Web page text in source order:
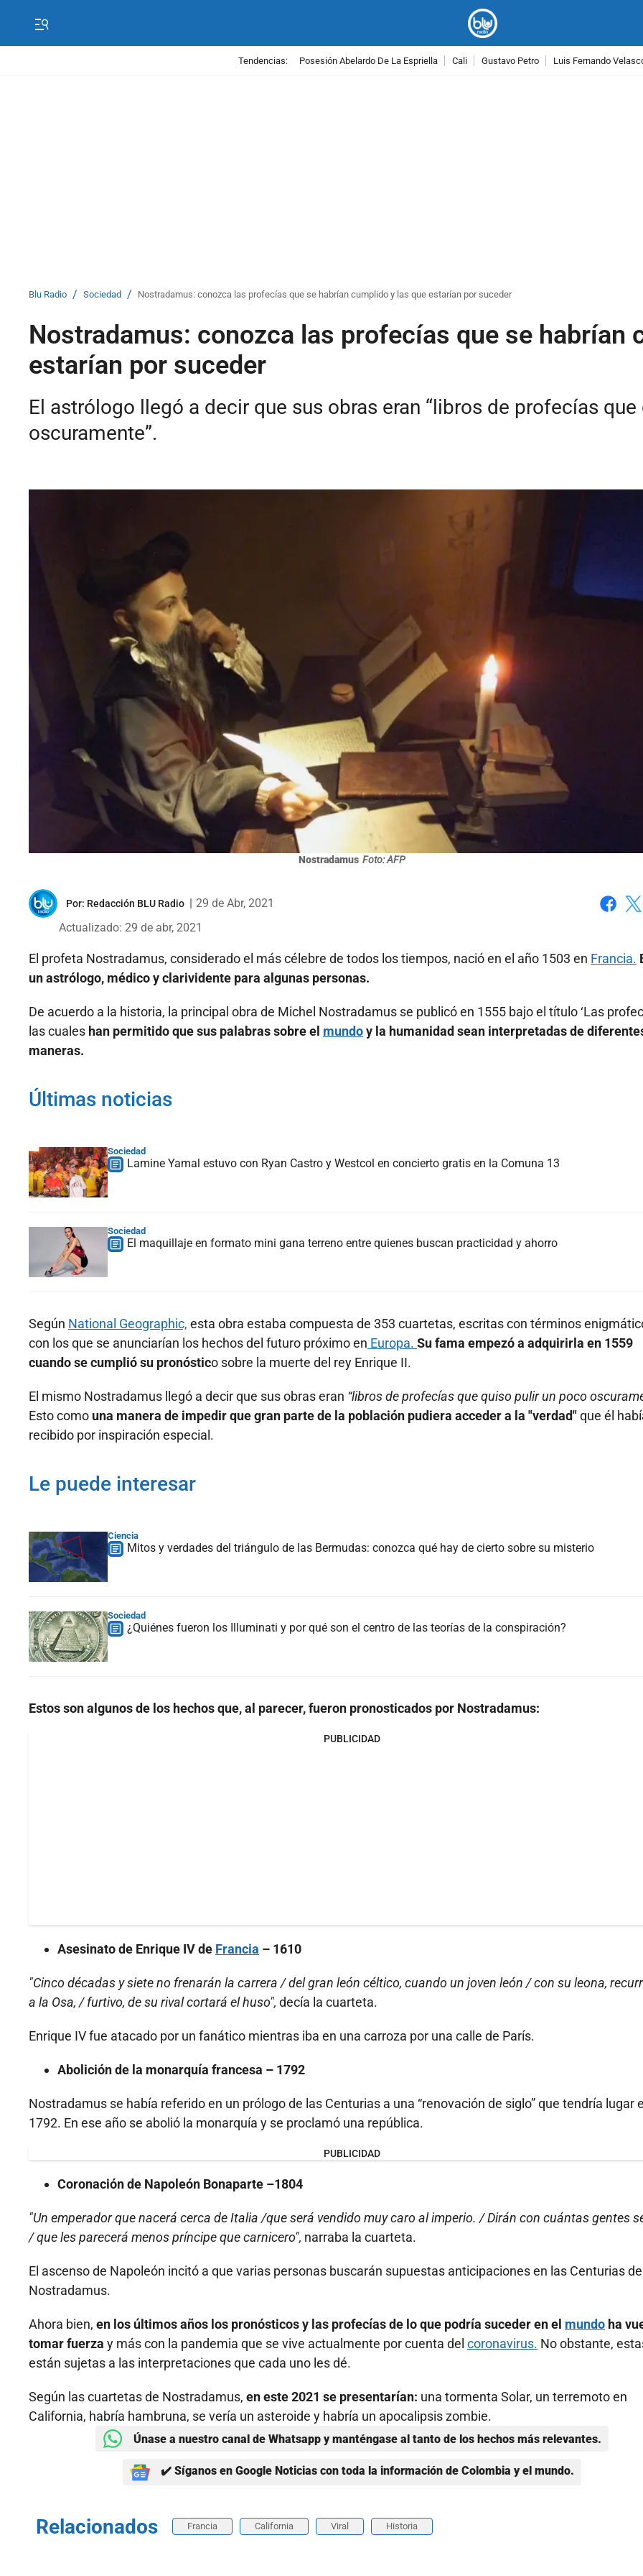
Tendencias: Posesión Abelardo De La Espriella Cali Gustavo Petro Luis Fernando
Blu Radio / Sociedad / Nostradamus: conozca las profecías que se habrían cumplido y las que estarían por suceder
Nostradamus: conozca las profecías que se habrían
estarían por suceder
El astrólogo llegó a decir que sus obras eran “libros de profecías
oscuramente”.
Nostradamus Foto: AFP
Por: Redacción BLU Radio
29 de Abr, 2021
Actualizado: 29 de abr, 2021
El profeta Nostradamus, considerado el más célebre de todos los tiempos, nació en el año 1503 en Francia.
un astrólogo, médico y clarividente para algunas personas.
De acuerdo a la historia, la principal obra de Michel Nostradamus se publicó en 1555 bajo el título ‘Las
las cuales han permitido que sus palabras sobre el mundoy la humanidad sean interpretadas de
maneras.
Últimas noticias
Sociedad
Lamine Yamal estuvo con Ryan Castro y Westcol en concierto gratis en la Comuna 13
Sociedad
El maquillaje en formato mini gana terreno entre quienes buscan practicidad y ahorro
Según National Geographic, esta obra estaba compuesta de 353 cuartetas, escritas con términos
con los que se anunciarían los hechos del futuro próximo en Europa. Su fama empezó a adquirirla en 1559
cuando se cumplió su pronóstico sobre la muerte del rey Enrique II.
El mismo Nostradamus llegó a decir que sus obras eran “libros de profecías que quiso pulir un poco
Esto como una manera de impedir que gran parte de la población pudiera acceder a la "verdad"que él
recibido por inspiración especial.
Le puede interesar
Ciencia
Mitos y verdades del triángulo de las Bermudas: conozca qué hay de cierto sobre su misterio
Sociedad
¿Quiénes fueron los Illuminati y por qué son el centro de las teorías de la conspiración?
Estos son algunos de los hechos que, al parecer, fueron pronosticados por Nostradamus:
PUBLICIDAD
Asesinato de Enrique IV de Francia – 1610
"Cinco décadas y siete no frenarán la carrera / del gran león céltico, cuando un joven león / con su leona,
a la Osa, / furtivo, de su rival cortará el huso", decía la cuarteta.
Enrique IV fue atacado por un fanático mientras iba en una carroza por una calle de París.
Abolición de la monarquía francesa – 1792
Nostradamus se había referido en un prólogo de las Centurias a una “renovación de siglo” que tendría lugar
1792. En ese año se abolió la monarquía y se proclamó una república.
PUBLICIDAD
Coronación de Napoleón Bonaparte –1804
"Un emperador que nacerá cerca de Italia /que será vendido muy caro al imperio. / Dirán con cuántas gentes
/ que les parecerá menos príncipe que carnicero", narraba la cuarteta.
El ascenso de Napoleón incitó a que varias personas buscarán supuestas anticipaciones en las Centurias de
Nostradamus.
Ahora bien, en los últimos años los pronósticos y las profecías de lo que podría suceder en el mundo ha
tomar fuerza y más con la pandemia que se vive actualmente por cuenta del coronavirus. No obstante,
están sujetas a las interpretaciones que cada uno les dé.
Según las cuartetas de Nostradamus, en este 2021 se presentarían: una tormenta Solar, un terremoto en
California, habría hambruna, se vería un asteroide y habría un apocalipsis zombie.
Únase a nuestro canal de Whatsapp y manténgase al tanto de los hechos más relevantes.
✔️ Síganos en Google Noticias con toda la información de Colombia y el mundo.
Relacionados Francia California Viral Historia